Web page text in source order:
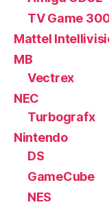
TV Game
Mattel
MB
Vectrex
NEC
Turbografx
Nintendo
DS
GameCube
NES